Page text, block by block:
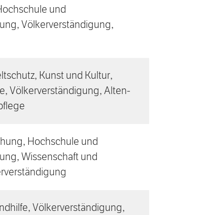
und
Völkerverständigung,
Kunst und Kultur,
Völkerverständigung, Alten-
Hochschule und
Wissenschaft und
Völkerverständigung,